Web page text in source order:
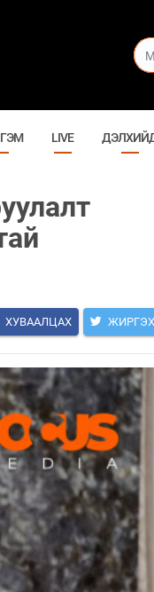
LIVE
ХУВААЛЦАХ ЖИРГЭХ